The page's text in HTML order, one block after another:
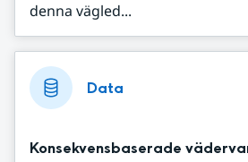
denna vägled...
Data
Konsekvensbaserade